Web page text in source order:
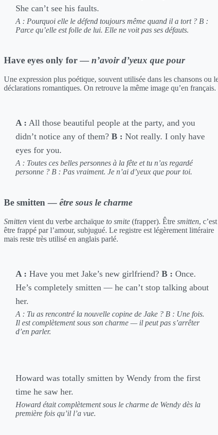
She can’t see his faults.
A : Pourquoi elle le défend toujours même quand il a tort ? B :
Parce qu’elle est folle de lui. Elle ne voit pas ses défauts.
Have eyes only for — n’avoir d’yeux que pour
Une expression plus poétique, souvent utilisée dans les chansons ou
déclarations romantiques. On retrouve la même image qu’en français.
A : All those beautiful people at the party, and you
didn’t notice any of them? B : Not really. I only have
eyes for you.
A : Toutes ces belles personnes à la fête et tu n’as regardé
personne ? B : Pas vraiment. Je n’ai d’yeux que pour toi.
Be smitten — être sous le charme
Smitten vient du verbe archaïque to smite (frapper). Être smitten, c’est
être frappé par l’amour, subjugué. Le registre est légèrement littéraire
mais reste très utilisé en anglais parlé.
A : Have you met Jake’s new girlfriend? B : Once.
He’s completely smitten — he can’t stop talking about
her.
A : Tu as rencontré la nouvelle copine de Jake ? B : Une fois.
Il est complètement sous son charme — il peut pas s’arrêter
d’en parler.
Howard was totally smitten by Wendy from the first
time he saw her.
Howard était complètement sous le charme de Wendy dès la
première fois qu’il l’a vue.